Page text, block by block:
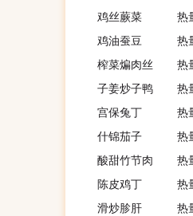
鸡丝蕨菜
热
鸡油蚕豆
热
榨菜煸肉丝
热
子姜炒子鸭
热
宫保兔丁
热
什锦茄子
热
酸甜竹节肉
热
陈皮鸡丁
热
滑炒胗肝
热